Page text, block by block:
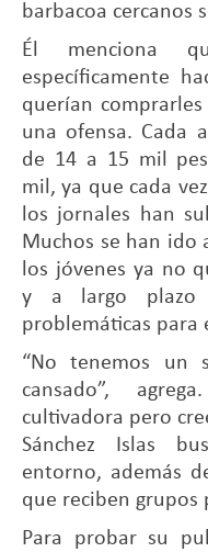
barbacoa cercanos
Él menciona
específicamente
querían
una ofensa. Cada
de 14 a 15 mil
mil, ya que cada
los jornales han
Muchos se han ido
los jóvenes ya no
y a largo plazo
problemáticas para
“No tenemos un
cansado”,
cultivadora pero
Sánchez Islas
entorno, además
que reciben grupos
Para probar su